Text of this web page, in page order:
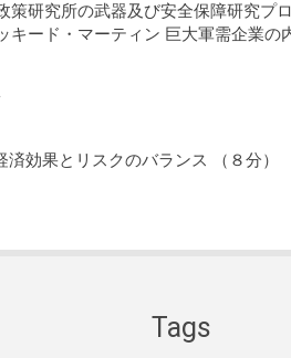
研究所の武器及び安全保障研究プ
ード・マーティン 巨大軍需企業の
果とリスクのバランス （８分）
Tags